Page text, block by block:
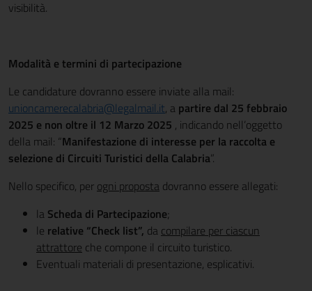
visibilità.
Modalità e termini di partecipazione
Le candidature dovranno essere inviate alla mail:
unioncamerecalabria@legalmail.it, a partire dal 25 febbraio
2025 e non oltre il 12 Marzo 2025 , indicando nell’oggetto
della mail: “Manifestazione di interesse per la raccolta e
selezione di Circuiti Turistici della Calabria”.
Nello specifico, per ogni proposta dovranno essere allegati:
la Scheda di Partecipazione;
le relative “Check list”, da compilare per ciascun
attrattore che compone il circuito turistico.
Eventuali materiali di presentazione, esplicativi.